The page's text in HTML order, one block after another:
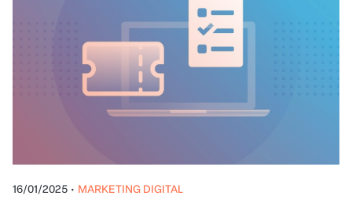
16/01/2025 • MARKETING DIGITAL